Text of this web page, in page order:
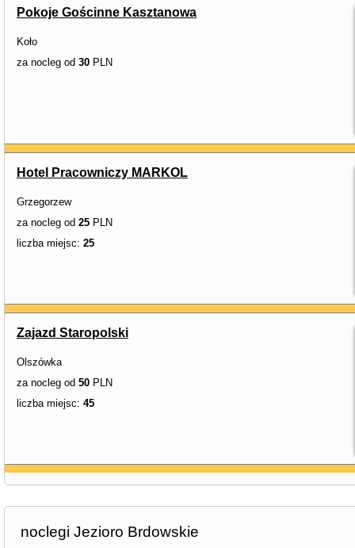
Pokoje Gościnne Kasztanowa
Koło
za nocleg od 30 PLN
Hotel Pracowniczy MARKOL
Grzegorzew
za nocleg od 25 PLN
liczba miejsc: 25
Zajazd Staropolski
Olszówka
za nocleg od 50 PLN
liczba miejsc: 45
noclegi Jezioro Brdowskie